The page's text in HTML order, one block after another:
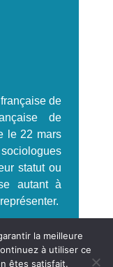
de
de
le 22 mars
statut ou
autant à
la meilleure
à utiliser ce
êtes satisfait.